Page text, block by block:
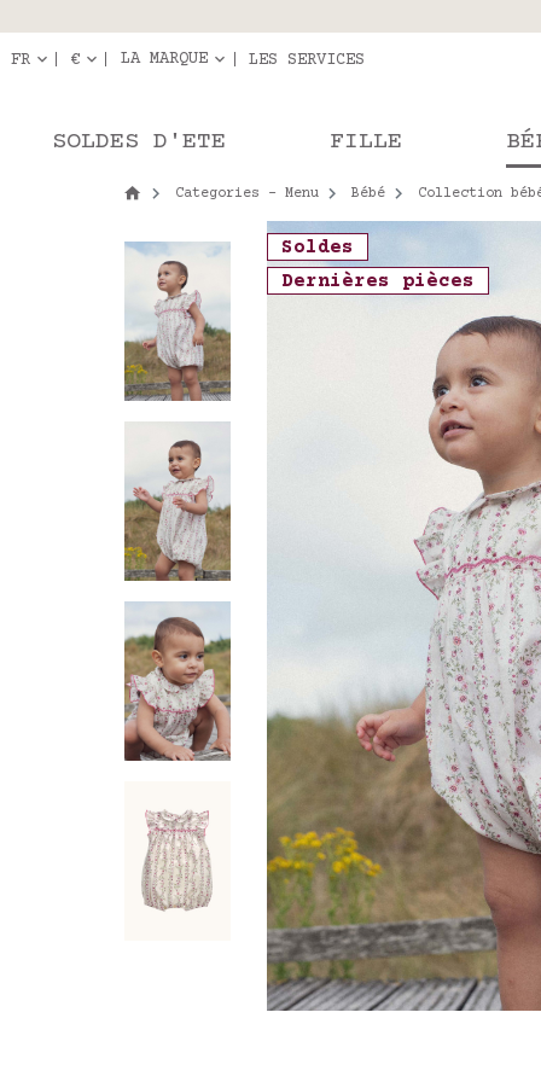
Les
FR € LA MARQUE LES SERVICES
SOLDES D'ETE FILLE
Categories - Menu Bébé Collection
Soldes
Dernières pièces